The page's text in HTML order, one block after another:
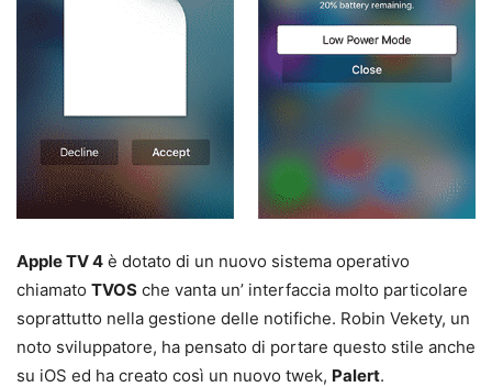
Apple TV 4 è dotato di un nuovo sistema operativo
chiamato TVOS che vanta un’ interfaccia molto particolare
soprattutto nella gestione delle notifiche. Robin Vekety, un
noto sviluppatore, ha pensato di portare questo stile anche
su iOS ed ha creato così un nuovo twek, Palert.